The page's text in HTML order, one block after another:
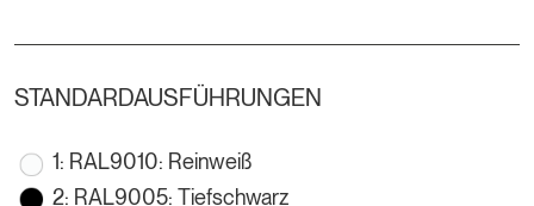
STANDARDAUSFÜHRUNGEN
1: RAL9010: Reinweiß
2: RAL9005: Tiefschwarz